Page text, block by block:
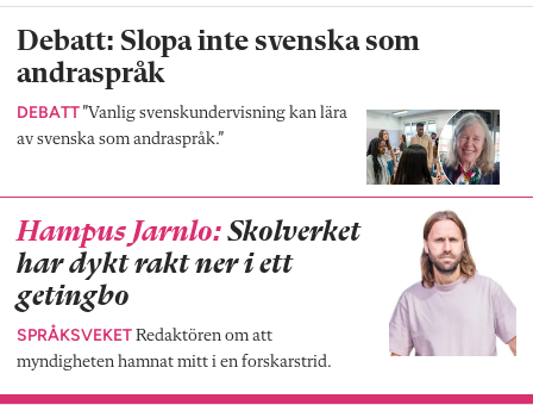
Debatt: Slopa inte svenska som
andraspråk
DEBATT”Vanlig svenskundervisning kan lära
av svenska som andraspråk.”
Hampus Jarnlo: Skolverket
har dykt rakt ner i ett
getingbo
SPRÅKSVEKET Redaktören om att
myndigheten hamnat mitt i en forskarstrid.